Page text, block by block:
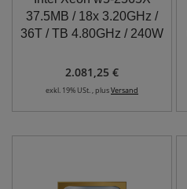
37.5MB / 18x 3.20GHz /
36T / TB 4.80GHz / 240W
2.081,25 €
exkl. 19% USt. , plusVersand